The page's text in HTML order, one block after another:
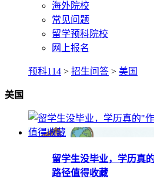
海外院校
常见问题
留学预科院校
网上报名
预科114 > 招生问答 > 美国
美国
留学生没毕业，学历真
路径值得收藏